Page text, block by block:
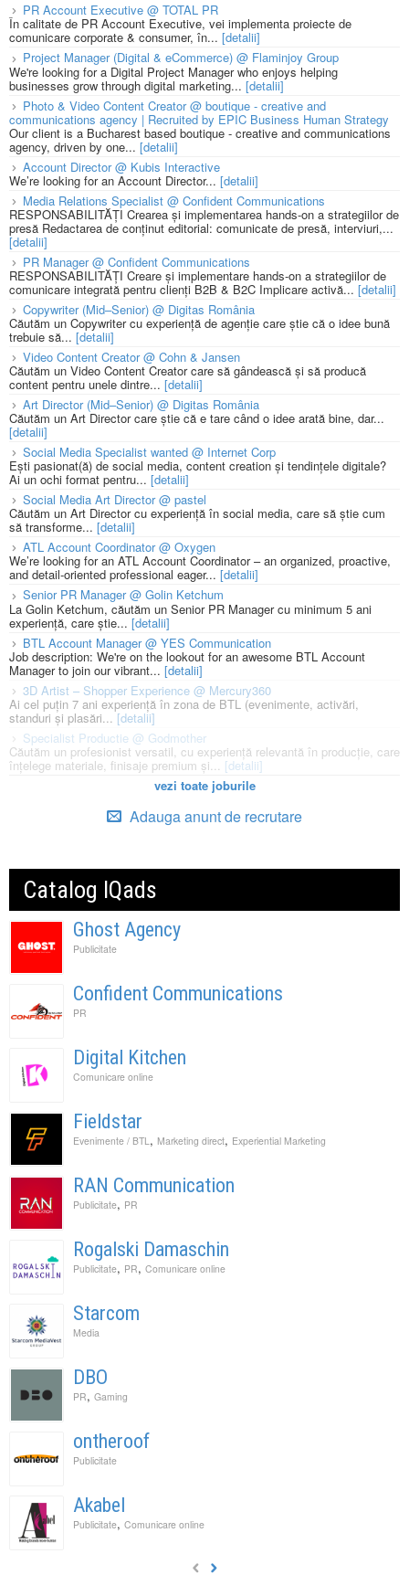
PR Account Executive @ TOTAL PR
În calitate de PR Account Executive, vei implementa proiecte de
comunicare corporate & consumer, în... [detalii]
Project Manager (Digital & eCommerce) @ Flaminjoy Group
We're looking for a Digital Project Manager who enjoys helping
businesses grow through digital marketing... [detalii]
Photo & Video Content Creator @ boutique - creative and
communications agency | Recruited by EPIC Business Human Strategy
Our client is a Bucharest based boutique - creative and communications
agency, driven by one... [detalii]
Account Director @ Kubis Interactive
We’re looking for an Account Director... [detalii]
Media Relations Specialist @ Confident Communications
RESPONSABILITĂȚI Crearea și implementarea hands-on a strategiilor de
presă Redactarea de conținut editorial: comunicate de presă, interviuri,...
[detalii]
PR Manager @ Confident Communications
RESPONSABILITĂȚI Creare și implementare hands-on a strategiilor de
comunicare integrată pentru clienți B2B & B2C Implicare activă... [detalii]
Copywriter (Mid–Senior) @ Digitas România
Căutăm un Copywriter cu experiență de agenție care știe că o idee bună
trebuie să... [detalii]
Video Content Creator @ Cohn & Jansen
Căutăm un Video Content Creator care să gândească și să producă
content pentru unele dintre... [detalii]
Art Director (Mid–Senior) @ Digitas România
Căutăm un Art Director care știe că e tare când o idee arată bine, dar...
[detalii]
Social Media Specialist wanted @ Internet Corp
Ești pasionat(ă) de social media, content creation și tendințele digitale?
Ai un ochi format pentru... [detalii]
Social Media Art Director @ pastel
Căutăm un Art Director cu experiență în social media, care să știe cum
să transforme... [detalii]
ATL Account Coordinator @ Oxygen
We’re looking for an ATL Account Coordinator – an organized, proactive,
and detail-oriented professional eager... [detalii]
Senior PR Manager @ Golin Ketchum
La Golin Ketchum, căutăm un Senior PR Manager cu minimum 5 ani
experiență, care știe... [detalii]
BTL Account Manager @ YES Communication
Job description: We're on the lookout for an awesome BTL Account
Manager to join our vibrant... [detalii]
3D Artist – Shopper Experience @ Mercury360
Ai cel puțin 7 ani experiență în zona de BTL (evenimente, activări,
standuri și plasări...[detalii]
Specialist Productie @ Godmother
Căutăm un profesionist versatil, cu experiență relevantă în producție, care
înțelege materiale, finisaje premium și... [detalii]
vezi toate joburile
Adauga anunt de recrutare
Catalog IQads
Ghost Agency
Publicitate
Confident Communications
PR
Digital Kitchen
Comunicare online
Fieldstar
Evenimente / BTL , Marketing direct, Experiential Marketing
RAN Communication
Publicitate, PR
Rogalski Damaschin
Publicitate, PR, Comunicare online
Starcom
Media
DBO
PR, Gaming
ontheroof
Publicitate
Akabel
Publicitate, Comunicare online